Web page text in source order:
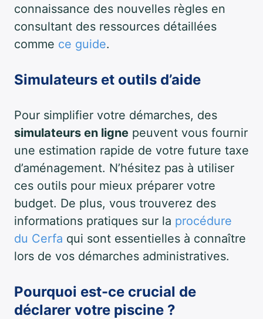
connaissance des nouvelles règles en
consultant des ressources détaillées
comme ce guide.
Simulateurs et outils d’aide
Pour simplifier votre démarches, des
simulateurs en ligne peuvent vous fournir
une estimation rapide de votre future taxe
d’aménagement. N’hésitez pas à utiliser
ces outils pour mieux préparer votre
budget. De plus, vous trouverez des
informations pratiques sur la procédure
du Cerfa qui sont essentielles à connaître
lors de vos démarches administratives.
Pourquoi est-ce crucial de
déclarer votre piscine ?